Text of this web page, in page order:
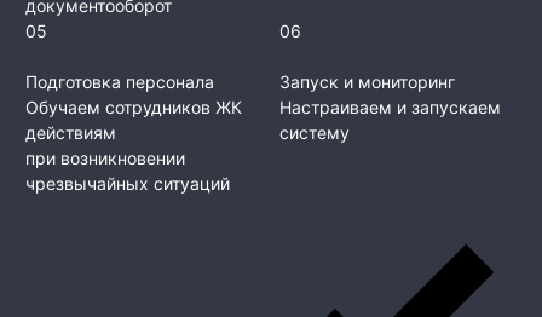
документооборот
05
Подготовка персонала
Обучаем сотрудников ЖК
действиям
при возникновении
чрезвычайных ситуаций
06
Запуск и мониторинг
Настраиваем и запускаем
систему